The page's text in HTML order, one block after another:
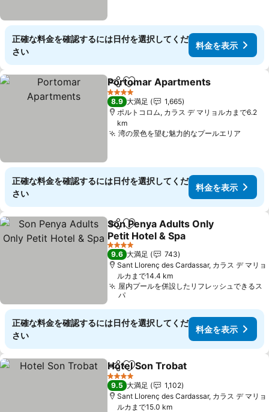
正確な料金を確認するには日付を選択してくだ
さい
料金を表示
シェアお気に入りに追加
Portomar Apartments
4 ホテルのランク
8.9 大満足
1,665
ポルトコロム, カラス デ マリョルカまで6.2
km
湾の景色を望む魅力的なプールエリア
正確な料金を確認するには日付を選択してくだ
さい
料金を表示
シェアお気に入りに追加
Son Penya Adults Only
Petit Hotel & Spa
料金を表示
4 ホテルのランク
9.6 大満足
743
Sant Llorenç des Cardassar, カラス デ マリョ
ルカまで14.4 km
屋内プールを併設したリフレッシュできるス
パ
正確な料金を確認するには日付を選択してくだ
さい
料金を表示
シェアお気に入りに追加
Hotel Son Trobat
4 ホテルのランク
9.5 大満足
1,102
Sant Llorenç des Cardassar, カラス デ マリョ
ルカまで15.0 km